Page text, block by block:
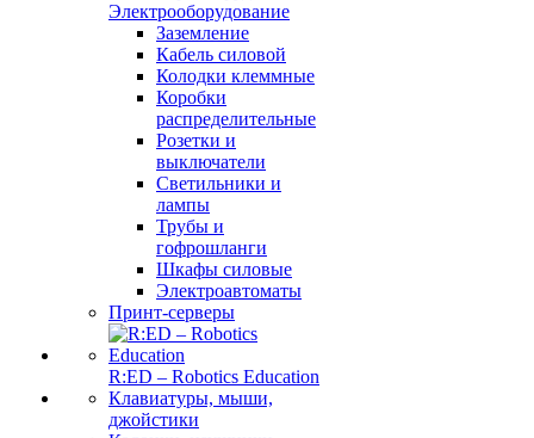
Электрооборудование
Заземление
Кабель силовой
Колодки клеммные
Коробки
распределительные
Розетки и
выключатели
Светильники и
лампы
Трубы и
гофрошланги
Шкафы силовые
Электроавтоматы
Принт-серверы
R:ED – Robotics Education
Клавиатуры, мыши,
джойстики